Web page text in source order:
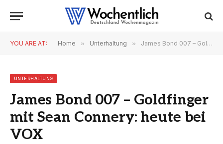
YOU ARE AT: Home » Unterhaltung » James Bond 007 – Goldfinger mit Sean Connery: heute bei VOX
UNTERHALTUNG
James Bond 007 – Goldfinger
mit Sean Connery: heute bei
VOX